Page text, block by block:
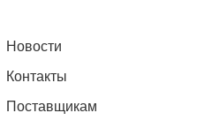
Новости
Контакты
Поставщикам